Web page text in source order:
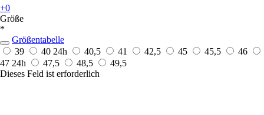
+0
Größe
*
Größentabelle
39
40 24h 40,5 41 42,5 45 45,5
46
47 24h 47,5 48,5
49,5
Dieses Feld ist erforderlich